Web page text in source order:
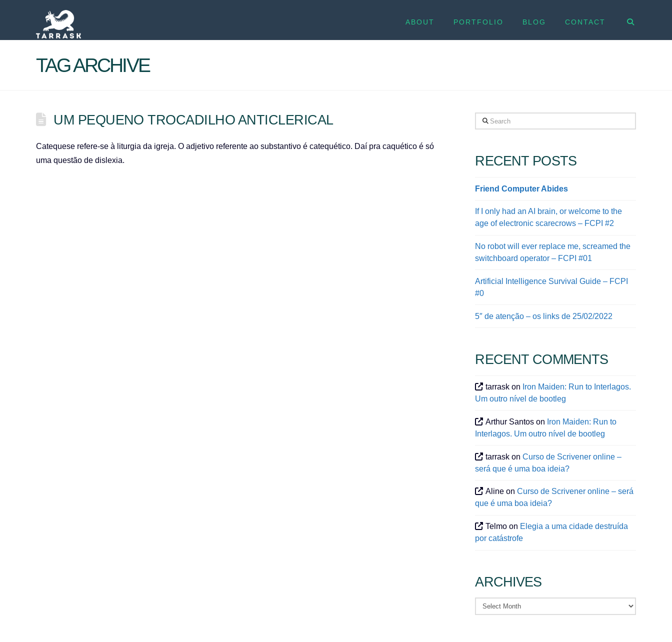
ABOUT PORTFOLIO BLOG CONTACT
TAG ARCHIVE
UM PEQUENO TROCADILHO ANTICLERICAL
Catequese refere-se à liturgia da igreja. O adjetivo referente ao substantivo é catequético. Daí pra caquético é só
uma questão de dislexia.
Search
RECENT POSTS
Friend Computer Abides
If I only had an AI brain, or welcome to the
age of electronic scarecrows – FCPI #2
No robot will ever replace me, screamed the
switchboard operator – FCPI #01
Artificial Intelligence Survival Guide – FCPI
#0
5″ de atenção – os links de 25/02/2022
RECENT COMMENTS
tarrask on Iron Maiden: Run to Interlagos.
Um outro nível de bootleg
Arthur Santos on Iron Maiden: Run to
Interlagos. Um outro nível de bootleg
tarrask onCurso de Scrivener online –
será que é uma boa ideia?
Aline onCurso de Scrivener online – será
que é uma boa ideia?
Telmo on Elegia a uma cidade destruída
por catástrofe
ARCHIVES
Archives